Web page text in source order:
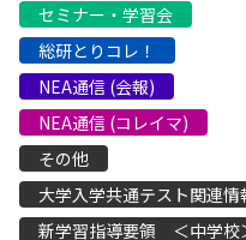
セミナー・学習会
総研とりコレ！
NEA通信 (会報)
NEA通信 (コレイマ)
その他
大学入学共通テスト関連情
新学習指導要領 ＜中学校